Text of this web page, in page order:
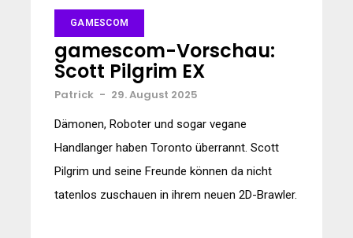
GAMESCOM
gamescom-Vorschau:
Scott Pilgrim EX
Patrick - 29. August 2025
Dämonen, Roboter und sogar vegane
Handlanger haben Toronto überrannt. Scott
Pilgrim und seine Freunde können da nicht
tatenlos zuschauen in ihrem neuen 2D-Brawler.